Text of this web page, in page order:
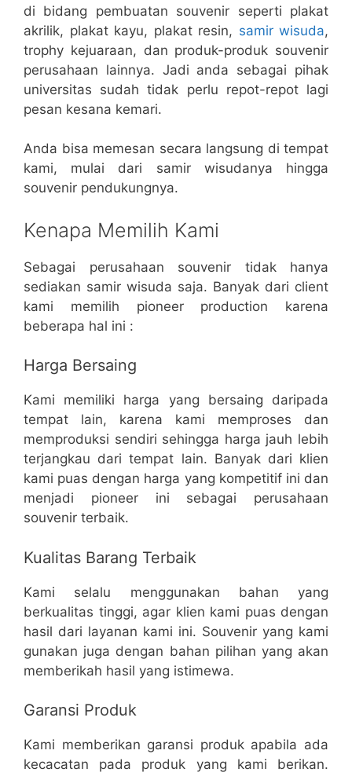
di bidang pembuatan souvenir seperti plakat
akrilik, plakat kayu, plakat resin, samir wisuda,
trophy kejuaraan, dan produk-produk souvenir
perusahaan lainnya. Jadi anda sebagai pihak
universitas sudah tidak perlu repot-repot lagi
pesan kesana kemari.
Anda bisa memesan secara langsung di tempat
kami, mulai dari samir wisudanya hingga
souvenir pendukungnya.
Kenapa Memilih Kami
Sebagai perusahaan souvenir tidak hanya
sediakan samir wisuda saja. Banyak dari client
kami memilih pioneer production karena
beberapa hal ini :
Harga Bersaing
Kami memiliki harga yang bersaing daripada
tempat lain, karena kami memproses dan
memproduksi sendiri sehingga harga jauh lebih
terjangkau dari tempat lain. Banyak dari klien
kami puas dengan harga yang kompetitif ini dan
menjadi pioneer ini sebagai perusahaan
souvenir terbaik.
Kualitas Barang Terbaik
Kami selalu menggunakan bahan yang
berkualitas tinggi, agar klien kami puas dengan
hasil dari layanan kami ini. Souvenir yang kami
gunakan juga dengan bahan pilihan yang akan
memberikah hasil yang istimewa.
Garansi Produk
Kami memberikan garansi produk apabila ada
kecacatan pada produk yang kami berikan.